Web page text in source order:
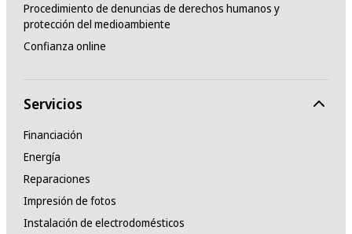
Procedimiento de denuncias de derechos humanos y
protección del medioambiente
Confianza online
Servicios
Financiación
Energía
Reparaciones
Impresión de fotos
Instalación de electrodomésticos